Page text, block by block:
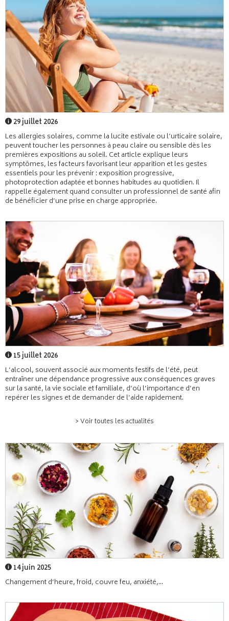
29 juillet 2026
Les allergies solaires, comme la lucite estivale ou l’urticaire solaire,
peuvent toucher les personnes à peau claire ou sensible dès les
premières expositions au soleil. Cet article explique leurs
symptômes, les facteurs favorisant leur apparition et les gestes
essentiels pour les prévenir : exposition progressive,
photoprotection adaptée et bonnes habitudes au quotidien. Il
rappelle également quand consulter un professionnel de santé afin
de bénéficier d’une prise en charge appropriée.
15 juillet 2026
L’alcool, souvent associé aux moments festifs de l’été, peut
entraîner une dépendance progressive aux conséquences graves
sur la santé, la vie sociale et familiale, d’où l’importance d’en
repérer les signes et de demander de l’aide rapidement.
> Voir toutes les actualités
14 juin 2025
Changement d’heure, froid, couvre feu, anxiété,...